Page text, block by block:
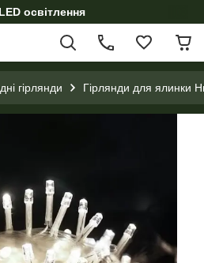
освітлення
гірлянди Гірлянди для ялинки